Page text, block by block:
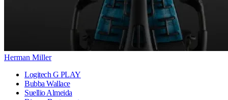
Herman Miller
Logitech G PLAY
Bubba Wallace
Suellio Almeida